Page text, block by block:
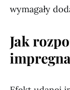
wymagały
Jak